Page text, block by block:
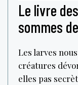
Le livre
sommes
Les larves
créatures
elles pas